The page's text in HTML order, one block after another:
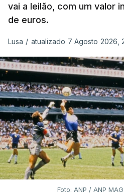
vai a leilão, com um valor
de euros.
Lusa / atualizado 7 Agosto 2026,
Foto: ANP / ANP